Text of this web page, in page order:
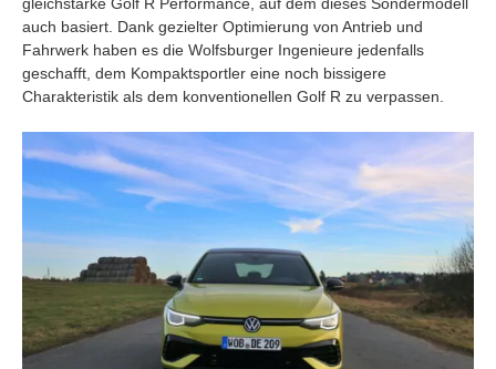
auch basiert. Dank gezielter Optimierung von Antrieb und
Fahrwerk haben es die Wolfsburger Ingenieure jedenfalls
geschafft, dem Kompaktsportler eine noch bissigere
Charakteristik als dem konventionellen Golf R zu verpassen.